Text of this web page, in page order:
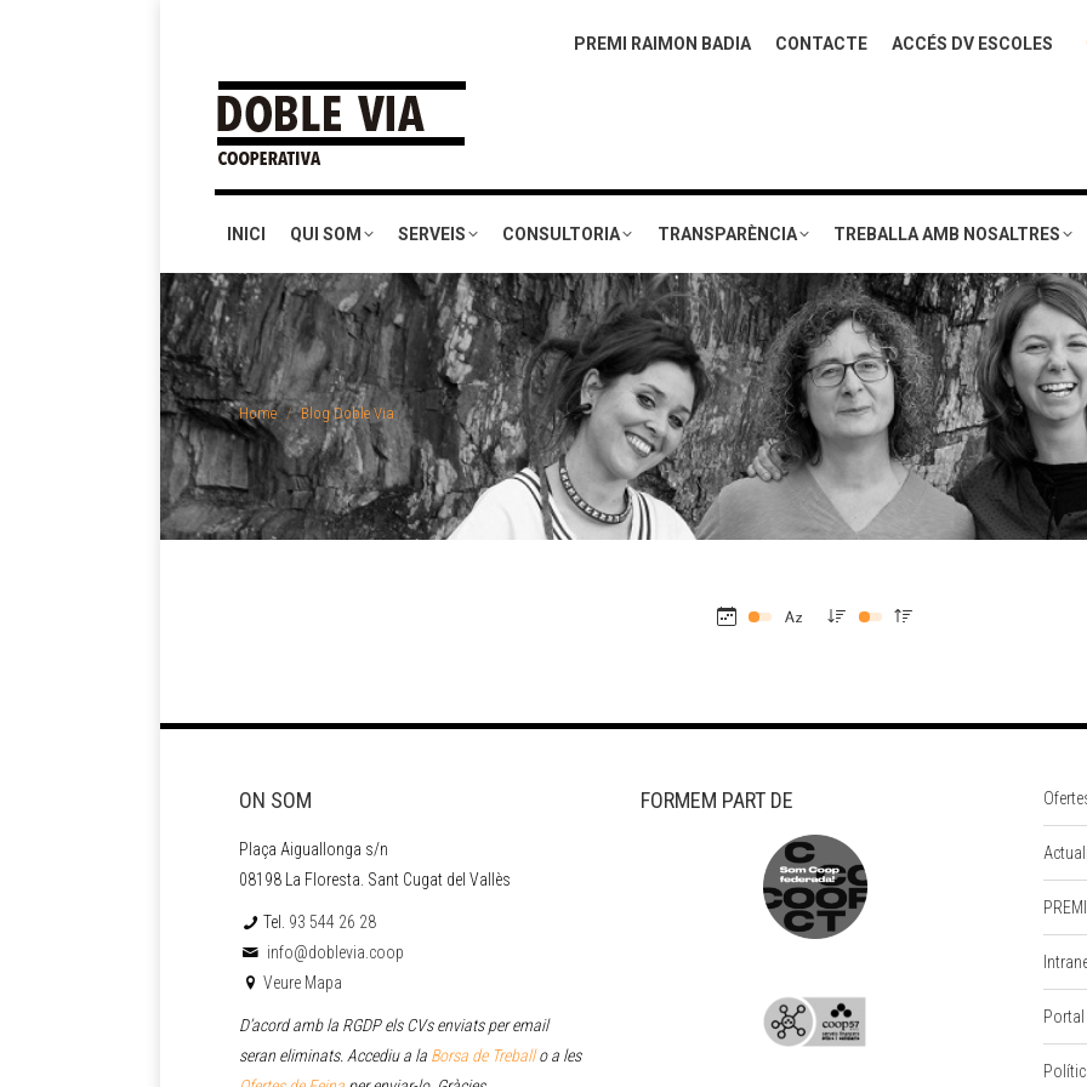
PREMI RAIMON BADIA CONTACTE ACCÉS DV ESCOLES
INICI QUI SOM SERVEIS CONSULTORIA TRANSPARÈNCIA TREBALLA AMB NOSALTRES
You are here:
Home Blog Doble Via
ON SOM
Plaça Aiguallonga s/n
08198 La Floresta. Sant Cugat del Vallès
Tel. 93 544 26 28
info@doblevia.coop
Veure Mapa
D’acord amb la RGDP els CVs enviats per email
seran eliminats. Accediu a la Borsa de Treballo a les
FORMEM PART DE
Portal